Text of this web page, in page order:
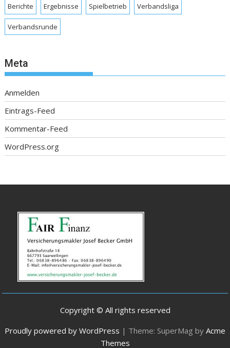
Berichte Ergebnisse Spielbetrieb Verbandsliga
Verbandsrunde
Meta
Anmelden
Eintrags-Feed
Kommentar-Feed
WordPress.org
Copyright © All rights reserved
Proudly powered by WordPress | Theme: SuperMag by Acme
Themes